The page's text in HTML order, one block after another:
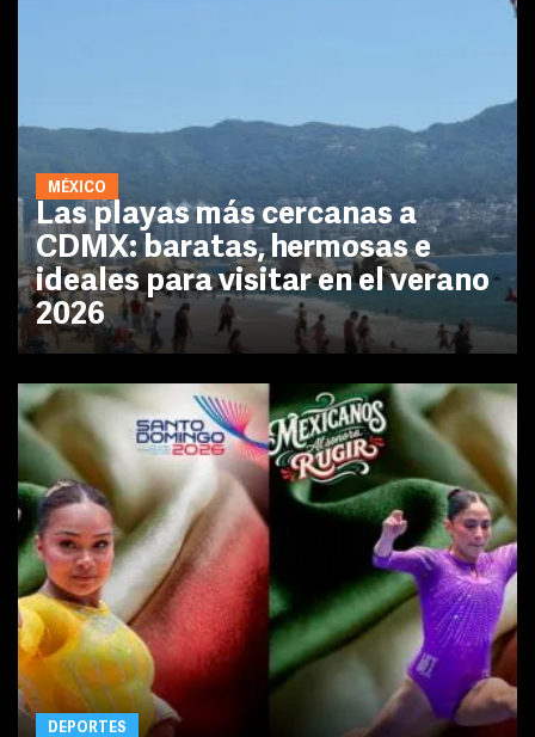
MÉXICO
Las playas más cercanas a
CDMX: baratas, hermosas e
ideales para visitar en el verano
2026
DEPORTES